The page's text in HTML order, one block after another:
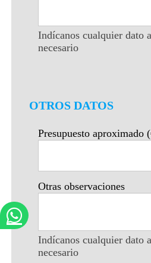
Indícanos cualquier dato
necesario
OTROS DATOS
Presupuesto aproximado
Otras observaciones
Indícanos cualquier dato
necesario